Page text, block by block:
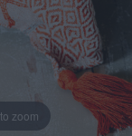
zoom